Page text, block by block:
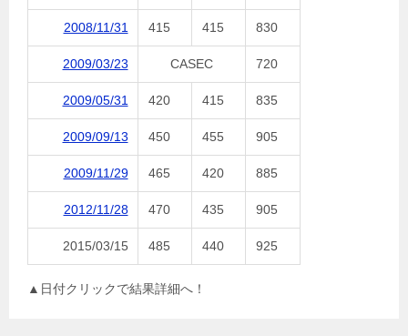
2008/11/31 415 415 830
2009/03/23 CASEC 720
2009/05/31 420 415 835
2009/09/13 450 455 905
2009/11/29 465 420 885
2012/11/28 470 435 905
2015/03/15 485 440 925
▲日付クリックで結果詳細へ！